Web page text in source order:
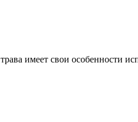
имеет свои особенности